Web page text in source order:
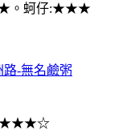
。蚵仔:★★★
路-無名鹼粥
:★★★☆